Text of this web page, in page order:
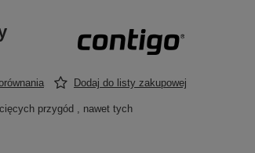
Dodaj do listy zakupowej
przygód , nawet tych